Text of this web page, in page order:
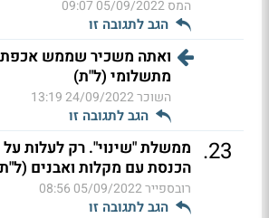
המס05/09/2022 09:07
הגב לתגובה זו
ואתה משכיר שממש
מתשלומי (ל"ת)
השוכר24/09/2022 13:19
הגב לתגובה זו
23
. ממשלת "שינוי". רק לעלות על
הכנסת עם מקלות ואבנים
רובספייר05/09/2022 08:56
הגב לתגובה זו